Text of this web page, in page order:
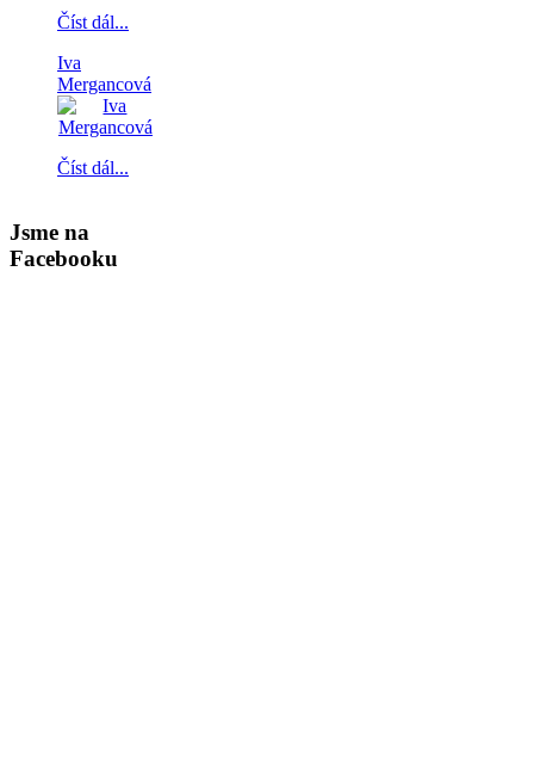
Číst dál...
Iva
Mergancová
Číst dál...
Jsme na
Facebooku